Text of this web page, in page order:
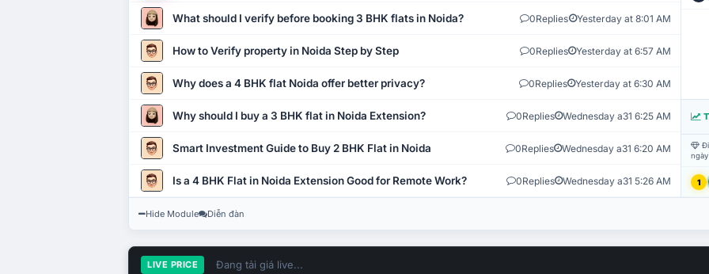
What should I verify before booking 3 BHK flats in Noida? 0Replies Yesterday at 8:01 AM
How to Verify property in Noida Step by Step 0Replies Yesterday at 6:57 AM
Why does a 4 BHK flat Noida offer better privacy? 0Replies Yesterday at 6:30 AM
Why should I buy a 3 BHK flat in Noida Extension? 0Replies Wednesday a31 6:25 AM
Smart Investment Guide to Buy 2 BHK Flat in Noida 0Replies Wednesday a31 6:20 AM
Is a 4 BHK Flat in Noida Extension Good for Remote Work? 0Replies Wednesday a31 5:26 AM 1
Hide Module Diễn đàn
LIVE PRICE Đang tải giá live...